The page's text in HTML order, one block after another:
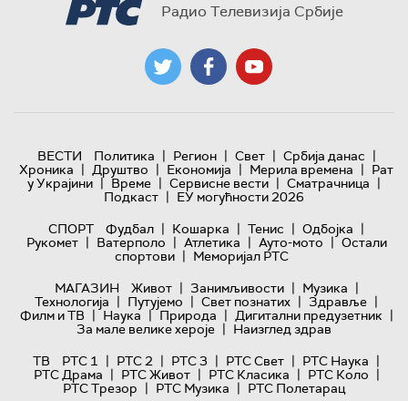
Радио Телевизија Србије
ВЕСТИ Политика | Регион | Свет | Србија данас |
Хроника | Друштво | Економија | Мерила времена | Рат
у Украјини | Време | Сервисне вести | Сматрачница |
Подкаст | ЕУ могућности 2026
СПОРТ
Фудбал | Кошарка | Тенис | Одбојка |
Рукомет | Ватерполо | Атлетика | Ауто-мото | Остали
спортови | Меморијал РТС
МАГАЗИН
Живот | Занимљивости | Музика |
Технологијa | Путујемо | Свет познатих | Здравље |
Филм и ТВ | Наука | Природа | Дигитални предузетник |
За мале велике хероје | Наизглед здрав
ТВ
РТС 1 | РТС 2 | РТС 3 | РТС Свет | РТС Наука |
РТС Драма | РТС Живот | РТС Класика | РТС Коло |
РТС Трезор | РТС Музика | РТС Полетарац